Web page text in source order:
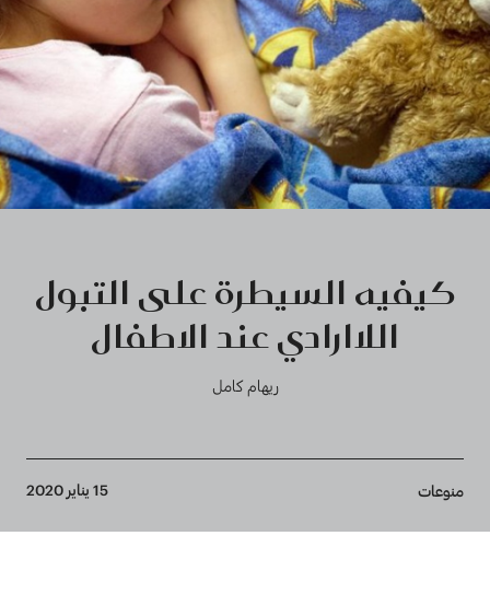
كيفيه السيطرة على التبول
اللاارادي عند الاطفال
ريهام كامل
Breadcrumb
منوعات 15 يناير 2020